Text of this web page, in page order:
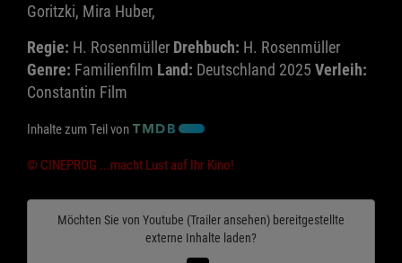
Goritzki, Mira Huber,
Regie: H. Rosenmüller Drehbuch: H. Rosenmüller
Genre: Familienfilm Land: Deutschland 2025 Verleih:
Constantin Film
Inhalte zum Teil von
© CINEPROG ...macht Lust auf Ihr Kino!
Möchten Sie von Youtube (Trailer ansehen) bereitgestellte
externe Inhalte laden?